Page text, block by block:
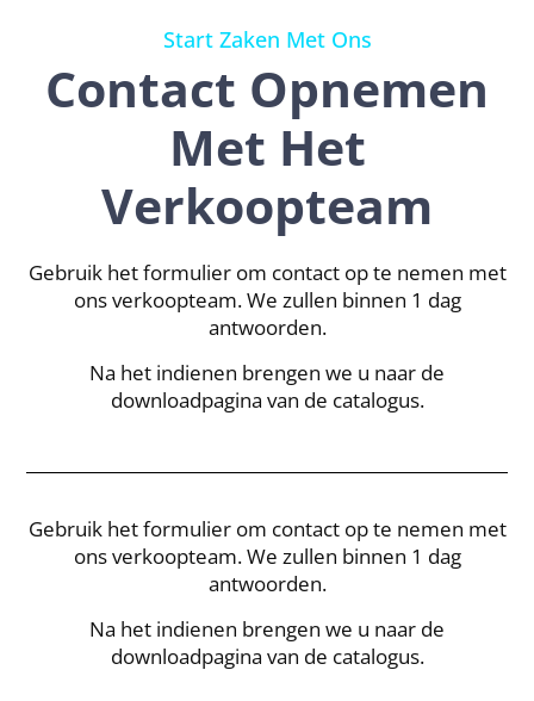
Start Zaken Met Ons
Contact Opnemen
Met Het
Verkoopteam
Gebruik het formulier om contact op te nemen met
ons verkoopteam.We zullen binnen 1 dag
antwoorden.
Na het indienen brengen we u naar de
downloadpagina van de catalogus.
Gebruik het formulier om contact op te nemen met
ons verkoopteam.We zullen binnen 1 dag
antwoorden.
Na het indienen brengen we u naar de
downloadpagina van de catalogus.